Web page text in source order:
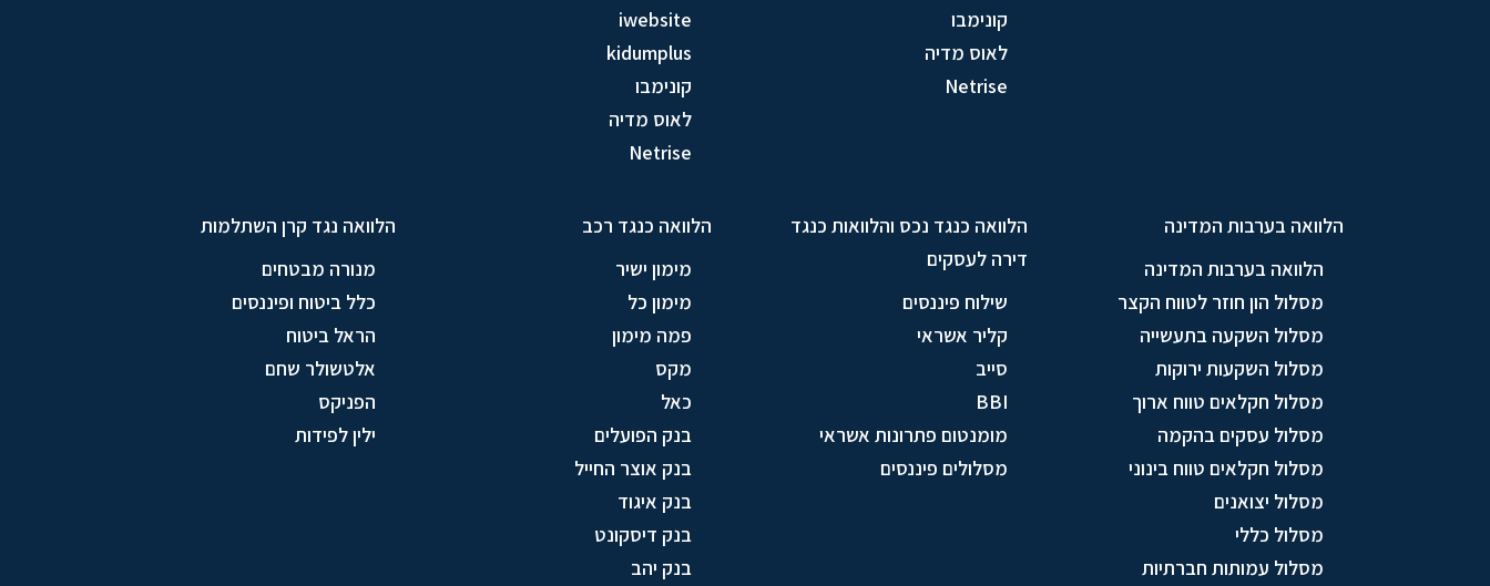
קונימבו
לאוס מדיה
Netrise
iwebsite
kidumplus
קונימבו
לאוס מדיה
Netrise
הלוואה בערבות המדינה
הלוואה בערבות המדינה
מסלול הון חוזר לטווח הקצר
מסלול השקעה בתעשייה
מסלול השקעות ירוקות
מסלול חקלאים טווח ארוך
מסלול עסקים בהקמה
מסלול חקלאים טווח בינוני
מסלול יצואנים
מסלול כללי
מסלול עמותות חברתיות
הלוואה כנגד נכס והלוואות כנגד
דירה לעסקים
שילוח פיננסים
קליר אשראי
סייב
BBI
מומנטום פתרונות אשראי
מסלולים פיננסים
הלוואה כנגד רכב
מימון ישיר
מימון כל
פמה מימון
מקס
כאל
בנק הפועלים
בנק אוצר החייל
בנק איגוד
בנק דיסקונט
בנק יהב
הלוואה נגד קרן השתלמות
מנורה מבטחים
כלל ביטוח ופיננסים
הראל ביטוח
אלטשולר שחם
הפניקס
ילין לפידות